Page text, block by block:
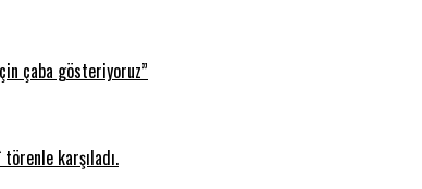
çaba gösteriyoruz”
karşıladı.